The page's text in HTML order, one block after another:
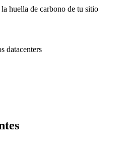
huella de carbono de tu sitio
datacenters